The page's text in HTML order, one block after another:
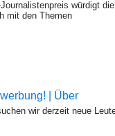
würdigt
mit den Themen
| Über
wir derzeit neue